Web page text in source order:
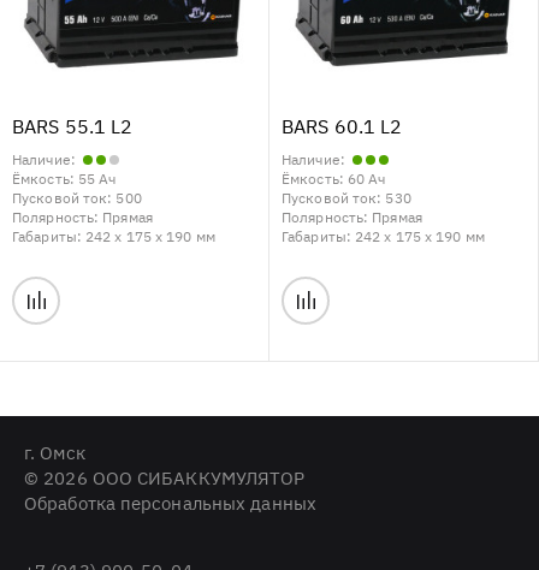
BARS 55.1 L2
Наличие:
Ёмкость: 55 Ач
Пусковой ток: 500
Полярность: Прямая
Габариты: 242 x 175 x 190 мм
BARS 60.1 L2
Наличие:
Ёмкость: 60 Ач
Пусковой ток: 530
Полярность: Прямая
Габариты: 242 x 175 x 190 мм
г. Омск
© 2026 ООО СИБАККУМУЛЯТОР
Обработка персональных данных